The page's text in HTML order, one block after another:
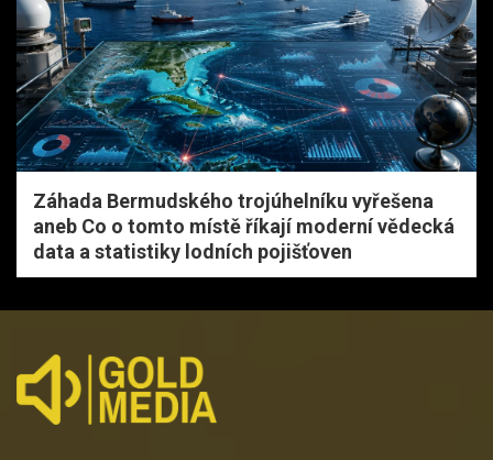
Záhada Bermudského trojúhelníku vyřešena
aneb Co o tomto místě říkají moderní vědecká
data a statistiky lodních pojišťoven